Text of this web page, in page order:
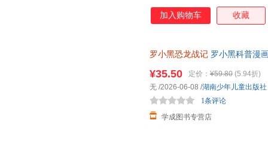
加入购物车 收藏
罗小黑恐龙战记 罗小黑科普漫
¥35.50 定价： ¥59.80 (5.94折)
学成图书专营店
1条评论
无 /2026-06-08 /湖南少年儿童出版社